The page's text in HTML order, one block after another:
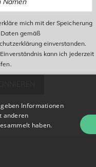
mich mit der Speicherung
gemäß
einverstanden.
kann ich jederzeit
Informationen
anderen
haben.